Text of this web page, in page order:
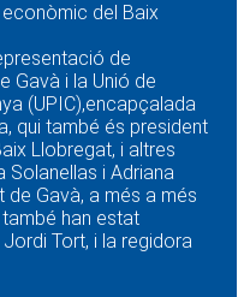
del Baix
de
Gavà i la Unió de
(UPIC),encapçalada
qui també és president
Llobregat, i altres
i Adriana
de Gavà, a més a més
han estat
Tort, i la regidora